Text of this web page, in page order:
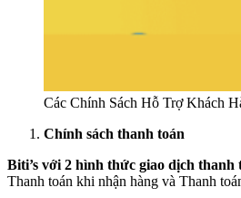
Các Chính Sách Hỗ Trợ Khách
Chính sách thanh toán
Biti’s với 2 hình thức giao dịch thanh
Thanh toán khi nhận hàng và Thanh